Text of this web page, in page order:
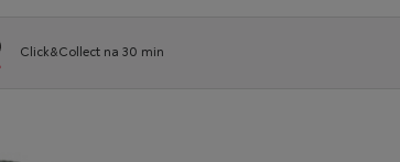
Click&Collect na 30 min